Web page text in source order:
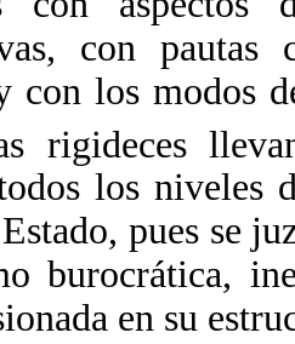
con
con los modos
rigideces
los niveles
pues se
burocrática,
en su